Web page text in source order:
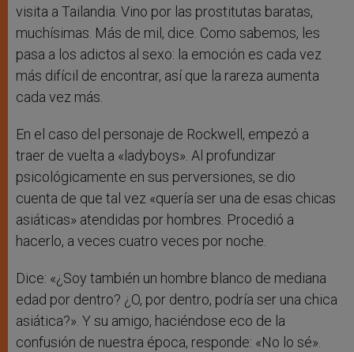
visita a Tailandia. Vino por las prostitutas baratas,
muchísimas. Más de mil, dice. Como sabemos, les
pasa a los adictos al sexo: la emoción es cada vez
más difícil de encontrar, así que la rareza aumenta
cada vez más.
En el caso del personaje de Rockwell, empezó a
traer de vuelta a «ladyboys». Al profundizar
psicológicamente en sus perversiones, se dio
cuenta de que tal vez «quería ser una de esas chicas
asiáticas» atendidas por hombres. Procedió a
hacerlo, a veces cuatro veces por noche.
Dice: «¿Soy también un hombre blanco de mediana
edad por dentro? ¿O, por dentro, podría ser una chica
asiática?». Y su amigo, haciéndose eco de la
confusión de nuestra época, responde: «No lo sé».